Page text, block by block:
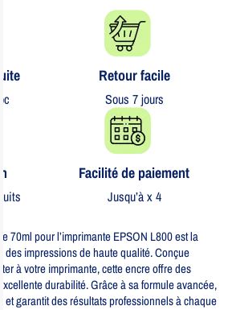
Retour facile​
Sous 7 jours
Facilité de paiement
Jusqu’à x 4
70ml pour l’imprimante EPSON L800 est la
des impressions de haute qualité. Conçue
à votre imprimante, cette encre offre des
durabilité. Grâce à sa formule avancée,
et garantit des résultats professionnels à chaque